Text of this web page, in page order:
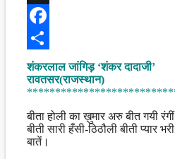
X
Facebook
Share
शंकरलाल जांगिड़ ‘शंकर दादाजी’
रावतसर(राजस्थान)
बीता होली का ख़ुमार अरु बीत गयी
बीती सारी हँसी-ठिठौली बीती प्यार भरी
बातें।